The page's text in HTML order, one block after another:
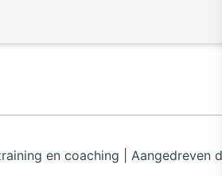
en coaching | Aangedreven